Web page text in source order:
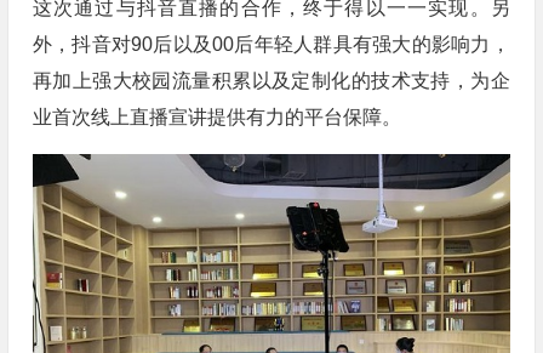
这次通过与抖音直播的合作，终于得以一一实现。另
外，抖音对90后以及00后年轻人群具有强大的影响力，
再加上强大校园流量积累以及定制化的技术支持，为企
业首次线上直播宣讲提供有力的平台保障。